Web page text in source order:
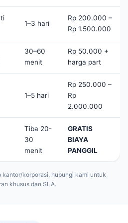
1–3 hari
Rp 200.000 –
Rp 1.500.000
30–60
menit
Rp 50.000 +
harga part
1–5 hari
Rp 250.000 –
Rp
2.000.000
Tiba 20-
30
menit
GRATIS
BIAYA
PANGGIL
korporasi, hubungi kami untuk
khusus dan SLA.